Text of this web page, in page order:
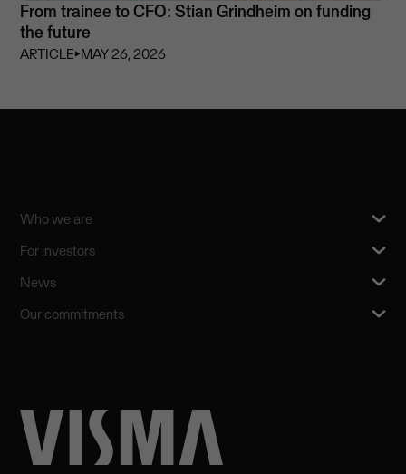
From trainee to CFO: Stian Grindheim on funding
the future
ARTICLE⏵MAY 26, 2026
Who we are
For investors
News
Our commitments